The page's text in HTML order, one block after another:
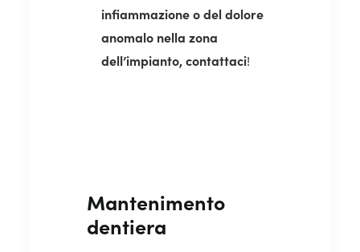
infiammazione o del dolore
anomalo nella zona
dell’impianto, contattaci!
Mantenimento
dentiera